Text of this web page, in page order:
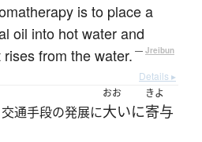
is to place a
oil into hot water and
from the water. — Jreibun
Details ▸
通手段の発展に
おお
大いに
きよ
寄与